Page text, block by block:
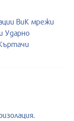
ВиК мрежи
Ударно